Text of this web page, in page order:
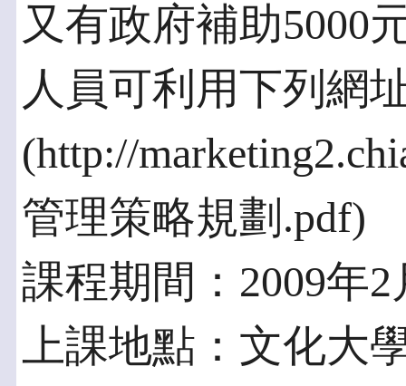
又有政府補助5000
人員可利用下列網
(http://
管理策略規劃.pdf)
課程期間：2009年
上課地點：文化大